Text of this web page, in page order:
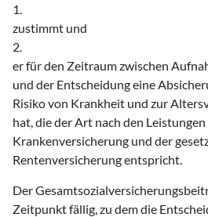
1.
zustimmt und
2.
er für den Zeitraum zwischen
und der Entscheidung eine
Risiko von Krankheit und zur
hat, die der Art nach den
Krankenversicherung und der
Rentenversicherung entspricht.
Der
Zeitpunkt fällig, zu dem die